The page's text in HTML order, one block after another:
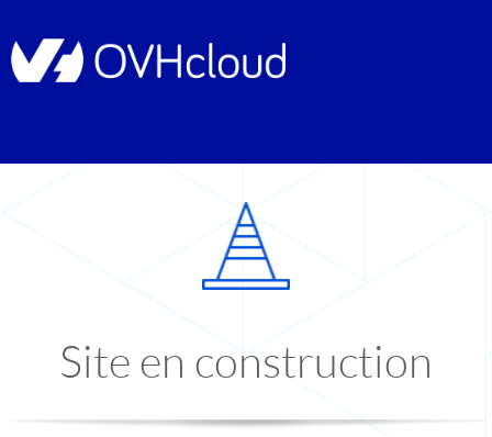
Site en construction